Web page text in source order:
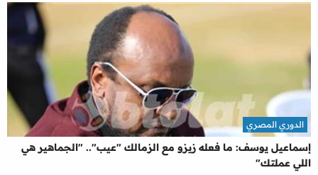
إسماعيل يوسف: ما فعله زيزو مع الزمالك "عيب".. "الجماهير هي
اللي عملتك"
الدوري المصري